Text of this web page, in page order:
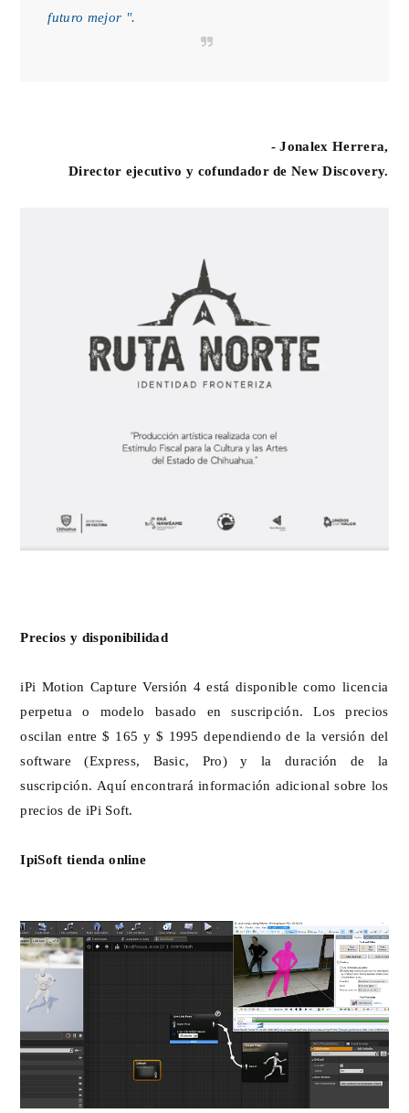
futuro mejor ".
- Jonalex Herrera,
Director ejecutivo y cofundador de New Discovery.
Precios y disponibilidad
iPi Motion Capture Versión 4 está disponible como licencia
perpetua o modelo basado en suscripción. Los precios
oscilan entre $ 165 y $ 1995 dependiendo de la versión del
software (Express, Basic, Pro) y la duración de la
suscripción. Aquí encontrará información adicional sobre los
precios de iPi Soft.
IpiSoft tienda online